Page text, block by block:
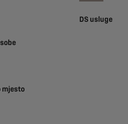
mjesto
DS usluge